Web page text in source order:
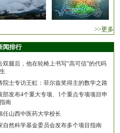
>>更多
闻排行
双腿后，他在轮椅上书写“高可信”的代码
院士专访王虹：菲尔兹奖得主的数学之路
部发布4个重大专项、1个重点专项项目申
南
任山西中医药大学校长
自然科学基金委员会发布多个项目指南